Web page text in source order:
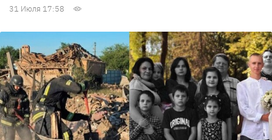
31 Июля 17:58